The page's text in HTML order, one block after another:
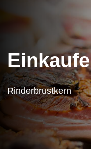
Rinderbrustkern